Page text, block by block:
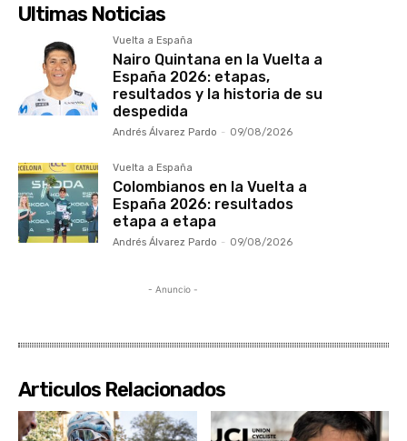
Ultimas Noticias
Vuelta a España
Nairo Quintana en la Vuelta a
España 2026: etapas,
resultados y la historia de su
despedida
Andrés Álvarez Pardo - 09/08/2026
Vuelta a España
Colombianos en la Vuelta a
España 2026: resultados
etapa a etapa
Andrés Álvarez Pardo - 09/08/2026
- Anuncio -
Articulos Relacionados